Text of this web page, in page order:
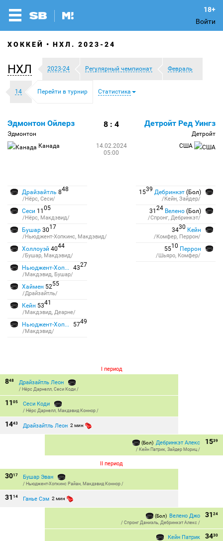
Войти
ХОККЕЙ НХЛ. 2023-24
НХЛ 2023-24 Регулярный чемпионат Февраль
14 Перейти в турнир Статистика
Эдмонтон Ойлерз
Эдмонтон
Канада
8 : 4
14.02.2024
05:00
Детройт Ред Уингз
Детройт
США
Драйзайтль 848
/Нёрс, Сеси/
Сеси 11 05
/Нёрс, Макдэвид/
Бушар 3017
/Ньюджент-Хопкинс, Макдэвид/
Холлоуэй 4044
/Бушар, Макдэвид/
Ньюджент-Хопкинс 4327
/Макдэвид, Бушар/
Хаймен 5255
/Драйзайтль/
Кейн 5341
/Макдэвид, Деарне/
Ньюджент-Хопкинс 5749
/Макдэвид/
1539 Дебринкэт (Бол)
/Кейн, Зайдер/
31 24 Велено (Бол)
/Спронг, Дебринкэт/
3430 Кейн
/Комфер, Перрон/
5510 Перрон
/Шьяро, Комфер/
I период
848 Драйзайтль Леон
/ Нёрс Дарнелл, Сеси Коди /
11 05 Сеси Коди
/ Нёрс Дарнелл, Макдэвид Коннор /
1443 Драйзайтль Леон 2 мин
1539
(Бол) Дебринкэт Алекс
/ Кейн Патрик, Зайдер Мориц /
II период
3017 Бушар Эван
/ Ньюджент-Хопкинс Райан, Макдэвид Коннор /
31 14 Ганье Сэм 2 мин
31 24
(Бол) Велено Джо
/ Спронг Даниэль, Дебринкэт Алекс /
3430
Кейн Патрик